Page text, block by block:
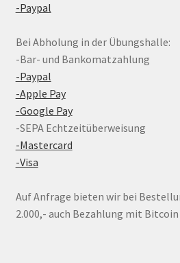
-Paypal
Bei Abholung in der Übungshalle:
-Bar- und Bankomatzahlung
-Paypal
-Apple Pay
-Google Pay
-SEPA Echtzeitüberweisung
-Mastercard
-Visa
Auf Anfrage bieten wir bei
2.000,- auch Bezahlung mit